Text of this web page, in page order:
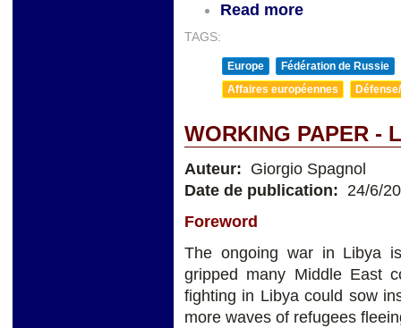
Read more
TAGS:
Europe
Fédération de Russie
Affaires européennes
WORKING PAPER -
Auteur: Giorgio Spagnol
Date de publication: 24/6/
Foreword
The ongoing war in Libya
gripped many Middle East
fighting in Libya could sow
more waves of refugees